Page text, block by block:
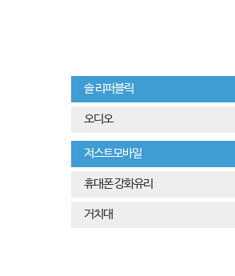
솔 리퍼블릭
오디오
저스트모바일
휴대폰 강화유리
거치대